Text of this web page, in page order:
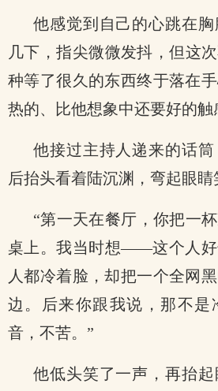
他感觉到自己的心跳在
几下，指尖微微发抖，但这
种等了很久的东西终于落在
热的、比他想象中还要好的触
他接过主持人递来的话
后抬头看着陆沉渊，弯起眼睛
“第一天在餐厅，你把一
桌上。我当时想——这个人好
人都冷着脸，却把一个全网
边。后来你跟我说，那不是
音，不苦。”
他低头笑了一声，再抬